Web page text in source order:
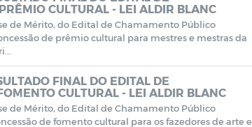
CULTURAL - LEI ALDIR BLANC
de Mérito, do Edital de Chamamento Público
de prêmio cultural para mestres e mestras da
FINAL DO EDITAL DE
CULTURAL - LEI ALDIR BLANC
de Mérito, do Edital de Chamamento Público
de fomento cultural para os fazedores de arte e